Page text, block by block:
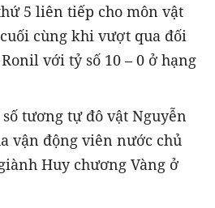
5 liên tiếp cho môn vật
cùng khi vượt qua đối
với tỷ số 10 – 0 ở hạng
tương tự đô vật Nguyễn
vận động viên nước chủ
Huy chương Vàng ở